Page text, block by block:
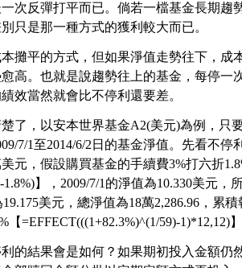
次反彈打平而已。倘若一檔基金長期趨
只是那一種方式的獲利較大而已。
攤平的方式，但如果淨值走勢往下，成
愈高。也就是說趨勢往上的基金，每停
效當然就會比不停利還要差。
了，以安本世界基金A2(美元)為例，只
7/1至2014/6/2日的基金淨值。先看不
元，假設購買基金的手續費3%打六折
1.8%)】，2009/7/1的淨值為10.330美元，
美元，總淨值為18萬2,286.96，累積
【=EFFECT(((1+82.3%)^(1/59)-1)*12,12)】
的結果會是如何？如果期初投入金額仍